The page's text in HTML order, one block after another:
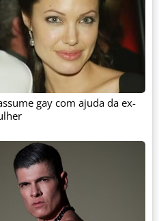
gay com ajuda da ex-